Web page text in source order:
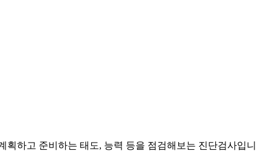
획하고 준비하는 태도, 능력 등을 점검해보는 진단검사입니